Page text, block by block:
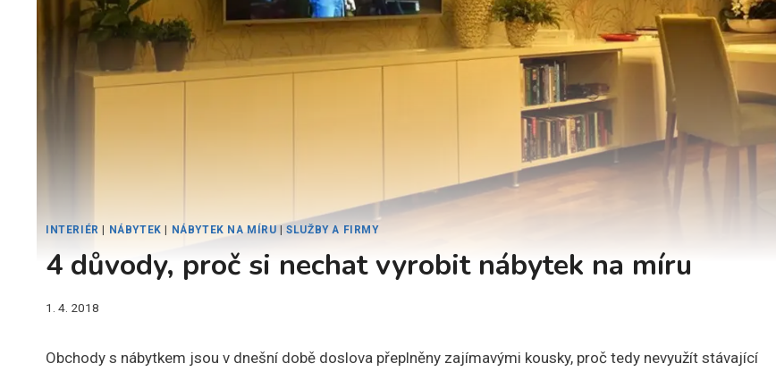
INTERIÉR NÁBYTEK NÁBYTEK NA MÍRU |SLUŽBY A FIRMY
4 důvody, proč si nechat vyrobit nábytek na míru
1. 4. 2018
Obchody s nábytkem jsou v dnešní době doslova přeplněny zajímavými kousky, proč tedy nevyužít stávající